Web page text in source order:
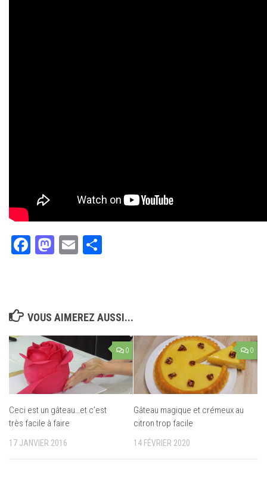
Facebook
Mastodon
Email
VOUS AIMEREZ AUSSI...
0
Ceci est un gâteau…et c’est
très facile à faire
17 JANVIER 2016
0
Gâteau magique et crémeux au
citron trop facile
14 FÉVRIER 2020